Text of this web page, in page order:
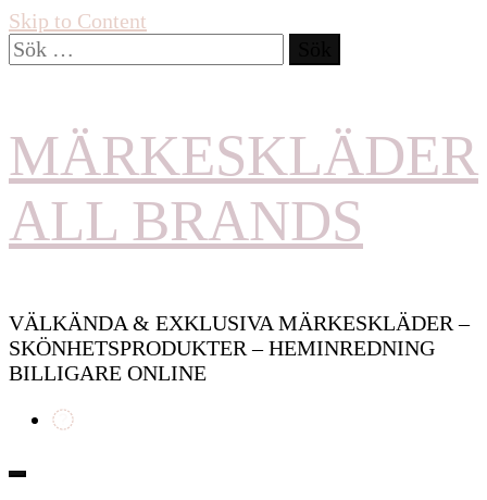
Skip to Content
Sök
efter:
MÄRKESKLÄDER
ALL BRANDS
VÄLKÄNDA & EXKLUSIVA MÄRKESKLÄDER –
SKÖNHETSPRODUKTER – HEMINREDNING
BILLIGARE ONLINE